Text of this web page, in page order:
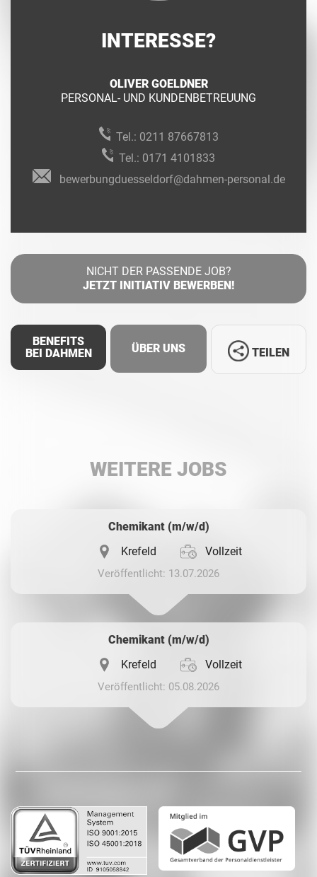
INTERESSE?
OLIVER GOELDNER
PERSONAL- UND KUNDENBETREUUNG
Tel.: 0211 87667813
Tel.: 0171 4101833
bewerbungduesseldorf@dahmen-personal.de
NICHT DER PASSENDE JOB?
JETZT INITIATIV BEWERBEN!
BENEFITS
BEI DAHMEN
ÜBER UNS TEILEN
WEITERE JOBS
Chemikant (m/w/d)
Krefeld
Vollzeit
Veröffentlicht: 13.07.2026
Chemikant (m/w/d)
Krefeld
Vollzeit
Veröffentlicht: 05.08.2026